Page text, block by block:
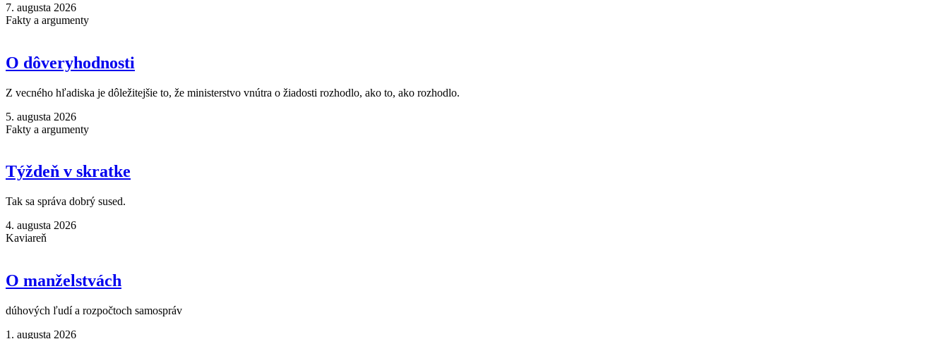
7. augusta 2026
Fakty a argumenty
O dôveryhodnosti
Z vecného hľadiska je dôležitejšie to, že ministerstvo vnútra o žiadosti rozhodlo, ako to, ako rozhodlo.
5. augusta 2026
Fakty a argumenty
Týždeň v skratke
Tak sa správa dobrý sused.
4. augusta 2026
Kaviareň
O manželstvách
dúhových ľudí a rozpočtoch samospráv
1. augusta 2026